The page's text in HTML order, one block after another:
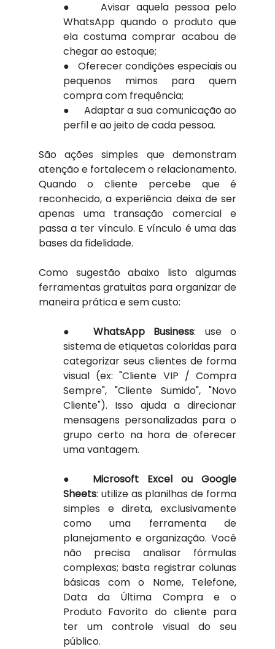
●     Avisar aquela pessoa pelo
WhatsApp quando o produto que
ela costuma comprar acabou de
chegar ao estoque;
●   Oferecer condições especiais ou
pequenos mimos para quem
compra com frequência;
●     ​Adaptar a sua comunicação ao
perfil e ao jeito de cada pessoa.
São ações simples que demonstram
atenção e fortalecem o relacionamento.
Quando o cliente percebe que é
reconhecido, a experiência deixa de ser
apenas uma transação comercial e
passa a ter vínculo. E vínculo é uma das
bases da fidelidade.
Como sugestão abaixo listo algumas
ferramentas gratuitas para organizar de
maneira prática e sem custo:
● WhatsApp Business: use o
sistema de etiquetas coloridas para
categorizar seus clientes de forma
visual (ex: "Cliente VIP / Compra
Sempre", "Cliente Sumido", "Novo
Cliente"). Isso ajuda a direcionar
mensagens personalizadas para o
grupo certo na hora de oferecer
uma vantagem.
● Microsoft Excel ou Google
Sheets: utilize as planilhas de forma
simples e direta, exclusivamente
como uma ferramenta de
planejamento e organização. Você
não precisa analisar fórmulas
complexas; basta registrar colunas
básicas com o Nome, Telefone,
Data da Última Compra e o
Produto Favorito do cliente para
ter um controle visual do seu
público.